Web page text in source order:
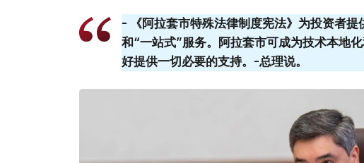
- 《阿拉套市特殊法律制度宪法》为投资者
和“一站式”服务。阿拉套​​市可成为技术本地
好提供一切必要的支持。-总理说。